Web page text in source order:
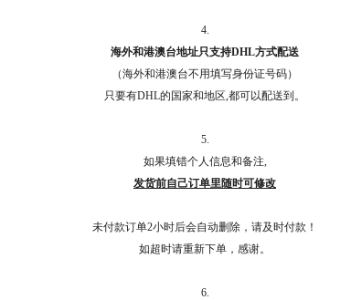
4.
海外和港澳台地址只支持DHL方式配送
（海外和港澳台不用填写身份证号码）
只要有DHL的国家和地区,都可以配送到。
5.
如果填错个人信息和备注,
发货前自己订单里随时可修改
未付款订单2小时后会自动删除，请及时付款！
如超时请重新下单，感谢。
6.